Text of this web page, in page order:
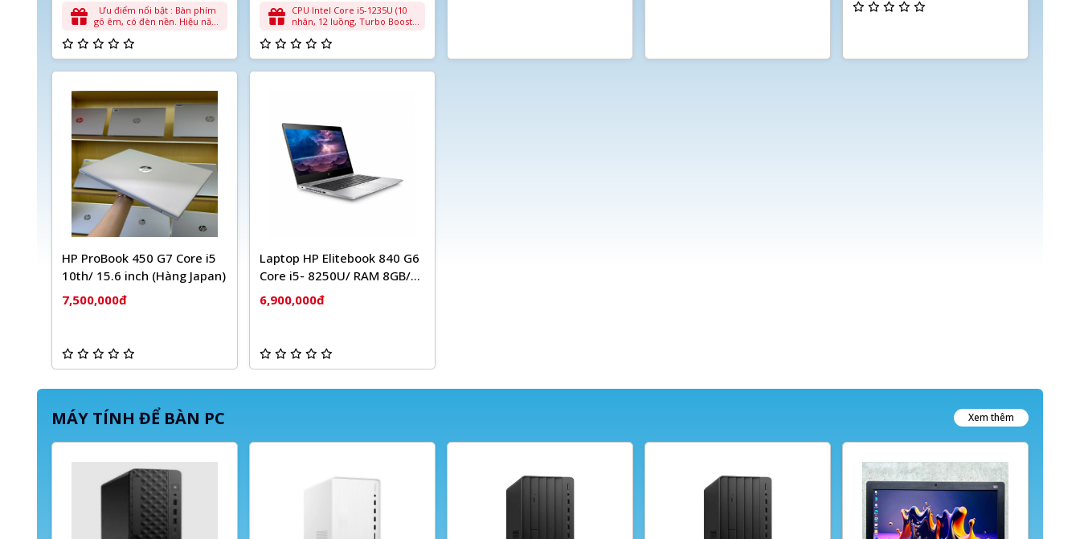
gõ êm, có đèn nền. Hiệu năng
Zoom, học online, code.
pin sau thời gian dài sử dụng.
CPU Intel Core i5-1235U (10
nhân, 12 luồng, Turbo Boost
DDR4 (nâng cấp tối đa 32GB)
3.2, khe thẻ SD Pin 3 Cell –
thời lượng pin 7-9 tiếng Hệ
điều hành Windows 11 Pro
bản quyền Trọng lượng
Khoảng 1.7kg – mỏng nhẹ,
sang trọng
HP ProBook 450 G7 Core i5
10th/ 15.6 inch (Hàng Japan)
7,500,000đ
Laptop HP Elitebook 840 G6
Core i5- 8250U/ RAM 8GB/
SSD 256GB/ Màn hình 14″
FHD
6,900,000đ
MÁY TÍNH ĐỂ BÀN PC Xem thêm